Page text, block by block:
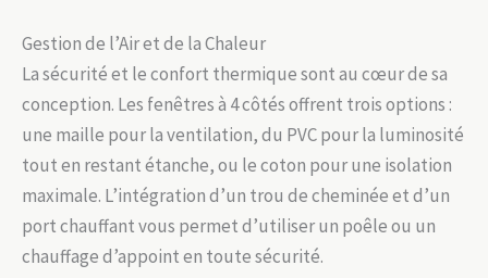
Gestion de l’Air et de la Chaleur
La sécurité et le confort thermique sont au cœur de sa
conception. Les fenêtres à 4 côtés offrent trois options :
une maille pour la ventilation, du PVC pour la luminosité
tout en restant étanche, ou le coton pour une isolation
maximale. L’intégration d’un trou de cheminée et d’un
port chauffant vous permet d’utiliser un poêle ou un
chauffage d’appoint en toute sécurité.